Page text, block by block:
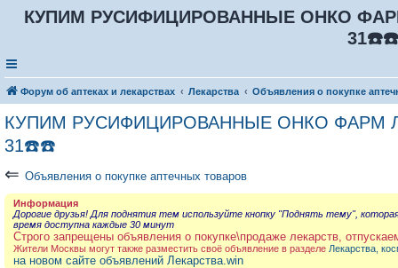
КУПИМ РУСИФИЦИРОВАННЫЕ ОНКО
31☎️☎️
Форум об аптеках и лекарствах Лекарства Объявления о покупке
КУПИМ РУСИФИЦИРОВАННЫЕ ОНКО ФАРМ
31☎️☎️
⇐ Объявления о покупке аптечных товаров
Информация
Дорогие друзья! Для поднятия тем используйте кнопку "Поднять тему",
время доступна каждые 30 минут
Строго запрещены объявления о покупке\продаже лекарств,
Жители Москвы могут также разместить своё объявление в разделе Лекарства,
на новом сайте объявлений Лекарства.win